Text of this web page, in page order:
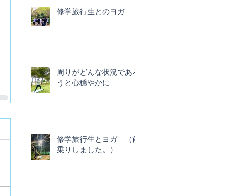
修学旅行生とのヨガ
周りがどんな状況であろ
うと心穏やかに
修学旅行生とヨガ （前
乗りしました。）